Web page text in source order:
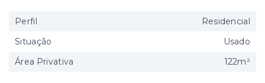
Perfil
Residencial
Situação
Usado
Área Privativa
122m²